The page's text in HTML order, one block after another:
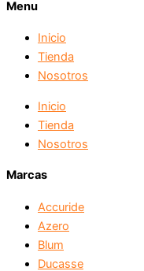
Menu
Inicio
Tienda
Nosotros
Inicio
Tienda
Nosotros
Marcas
Accuride
Azero
Blum
Ducasse